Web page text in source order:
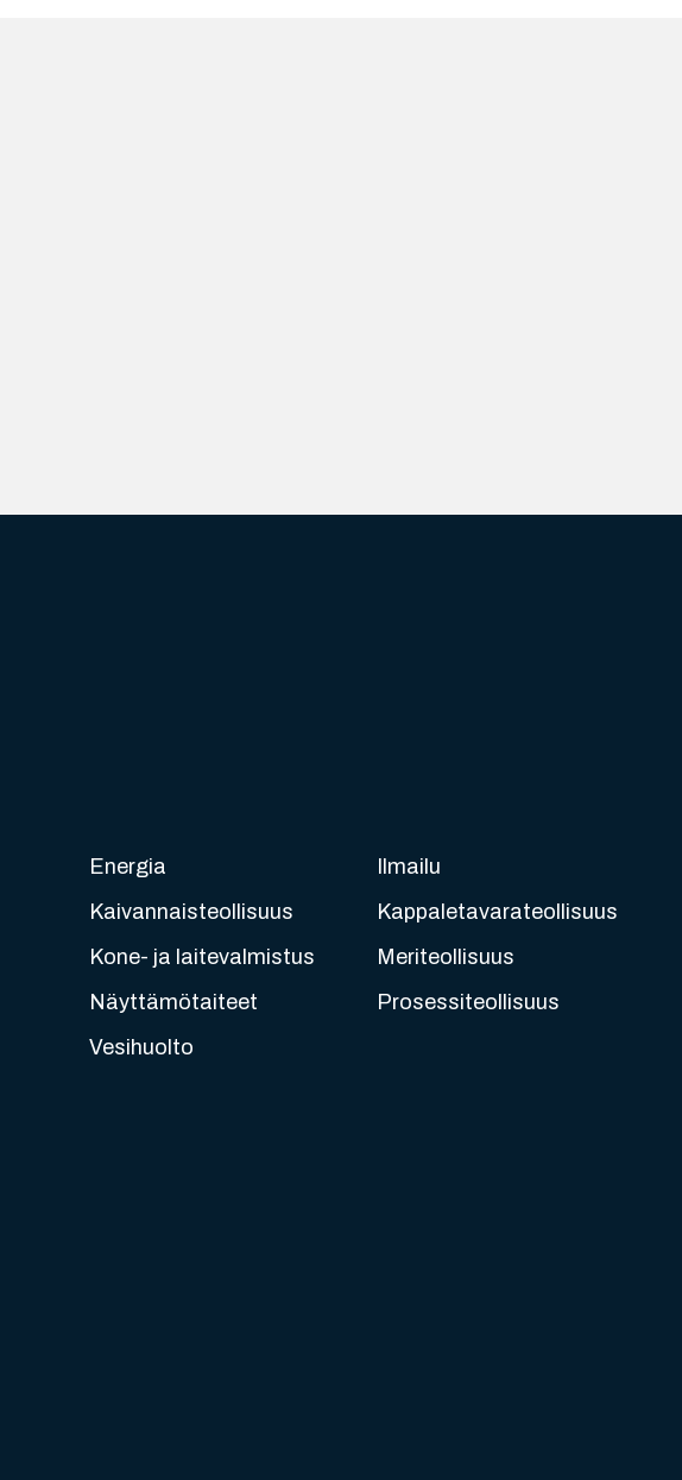
Energia
Ilmailu
Kaivannaisteollisuus
Kappaletavarateollisuus
Kone- ja laitevalmistus
Meriteollisuus
Näyttämötaiteet
Prosessiteollisuus
Vesihuolto